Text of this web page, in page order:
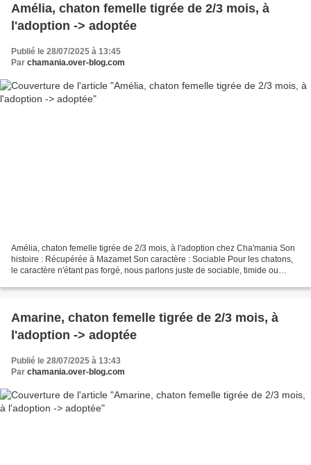
Amélia, chaton femelle tigrée de 2/3 mois, à
l'adoption -> adoptée
Publié le 28/07/2025 à 13:45
Par chamania.over-blog.com
Amélia, chaton femelle tigrée de 2/3 mois, à l'adoption chez Cha'mania Son
histoire : Récupérée à Mazamet Son caractère : Sociable Pour les chatons,
le caractère n'étant pas forgé, nous parlons juste de sociable, timide ou
Amarine, chaton femelle tigrée de 2/3 mois, à
l'adoption -> adoptée
Publié le 28/07/2025 à 13:43
Par chamania.over-blog.com